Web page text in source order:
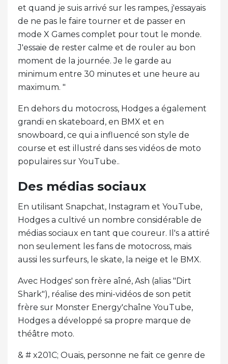
et quand je suis arrivé sur les rampes, j'essayais
de ne pas le faire tourner et de passer en
mode X Games complet pour tout le monde.
J'essaie de rester calme et de rouler au bon
moment de la journée. Je le garde au
minimum entre 30 minutes et une heure au
maximum. "
En dehors du motocross, Hodges a également
grandi en skateboard, en BMX et en
snowboard, ce qui a influencé son style de
course et est illustré dans ses vidéos de moto
populaires sur YouTube..
Des médias sociaux
En utilisant Snapchat, Instagram et YouTube,
Hodges a cultivé un nombre considérable de
médias sociaux en tant que coureur. Il's a attiré
non seulement les fans de motocross, mais
aussi les surfeurs, le skate, la neige et le BMX.
Avec Hodges' son frère aîné, Ash (alias "Dirt
Shark"), réalise des mini-vidéos de son petit
frère sur Monster Energy'chaîne YouTube,
Hodges a développé sa propre marque de
théâtre moto.
& # x201C; Ouais, personne ne fait ce genre de